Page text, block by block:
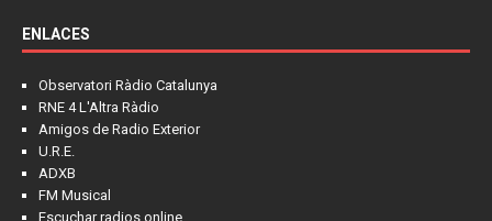
ENLACES
Observatori Ràdio Catalunya
RNE 4 L'Altra Ràdio
Amigos de Radio Exterior
U.R.E.
ADXB
FM Musical
Escuchar radios online